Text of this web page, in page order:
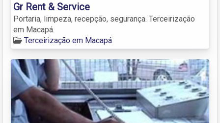
Gr Rent & Service
Portaria, limpeza, recepção, segurança. Terceirização
em Macapá.
Terceirização em Macapá